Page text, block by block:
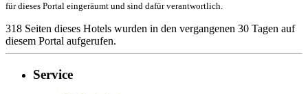
für dieses Portal eingeräumt und sind dafür verantwortlich.
318 Seiten dieses Hotels wurden in den vergangenen 30 Tagen auf
diesem Portal aufgerufen.
Service